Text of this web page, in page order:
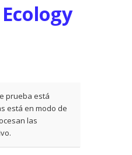
prueba está
está en modo de
las